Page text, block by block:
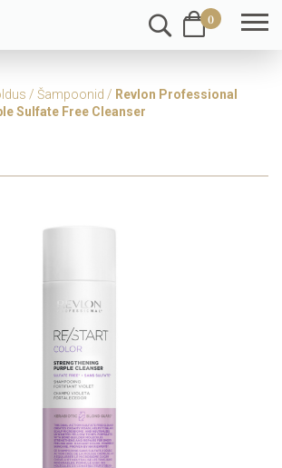
0
/ Šampoonid / Revlon Professional
Sulfate Free Cleanser